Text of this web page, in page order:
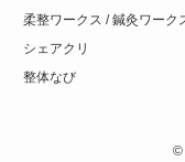
©
柔整ワークス / 鍼灸ワーク
シェアクリ
整体なび